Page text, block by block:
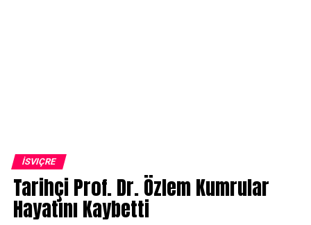
İSVIÇRE
Tarihçi Prof. Dr. Özlem Kumrular
Hayatını Kaybetti